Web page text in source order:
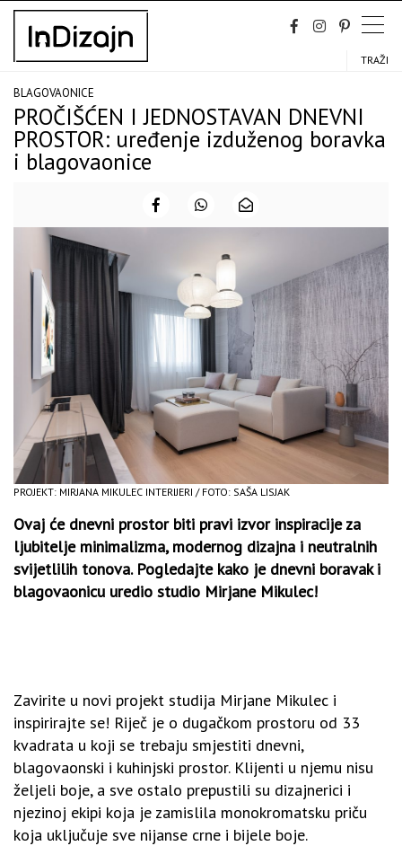
Skip
content
TRAŽI
BLAGOVAONICE
PROČIŠĆEN I JEDNOSTAVAN DNEVNI
PROSTOR: uređenje izduženog boravka
i blagovaonice
PROJEKT: MIRJANA MIKULEC INTERIJERI / FOTO: SAŠA LISJAK
Ovaj će dnevni prostor biti pravi izvor inspiracije za
ljubitelje minimalizma, modernog dizajna i neutralnih
svijetlilih tonova. Pogledajte kako je dnevni boravak i
blagovaonicu uredio studio Mirjane Mikulec!
Zavirite u novi projekt studija Mirjane Mikulec i
inspirirajte se! Riječ je o dugačkom prostoru od 33
kvadrata u koji se trebaju smjestiti dnevni,
blagovaonski i kuhinjski prostor. Klijenti u njemu nisu
željeli boje, a sve ostalo prepustili su dizajnerici i
njezinoj ekipi koja je zamislila monokromatsku priču
koja uključuje sve nijanse crne i bijele boje.